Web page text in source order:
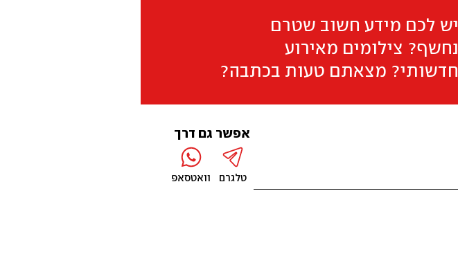
יש לכם מידע חשוב שטרם
נחשף? צילומים מאירוע
חדשותי? מצאתם טעות בכתבה?
אפשר גם דרך
טלגרם וואטסאפ